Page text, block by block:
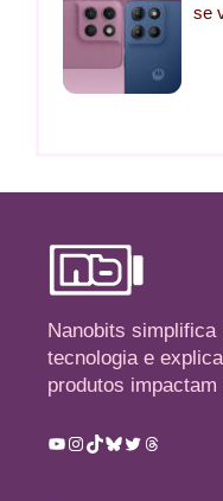
se
Nanobits
tecnologia e
produtos
Youtube
Instagram
TikTok
Bluesky
TwitterThreads